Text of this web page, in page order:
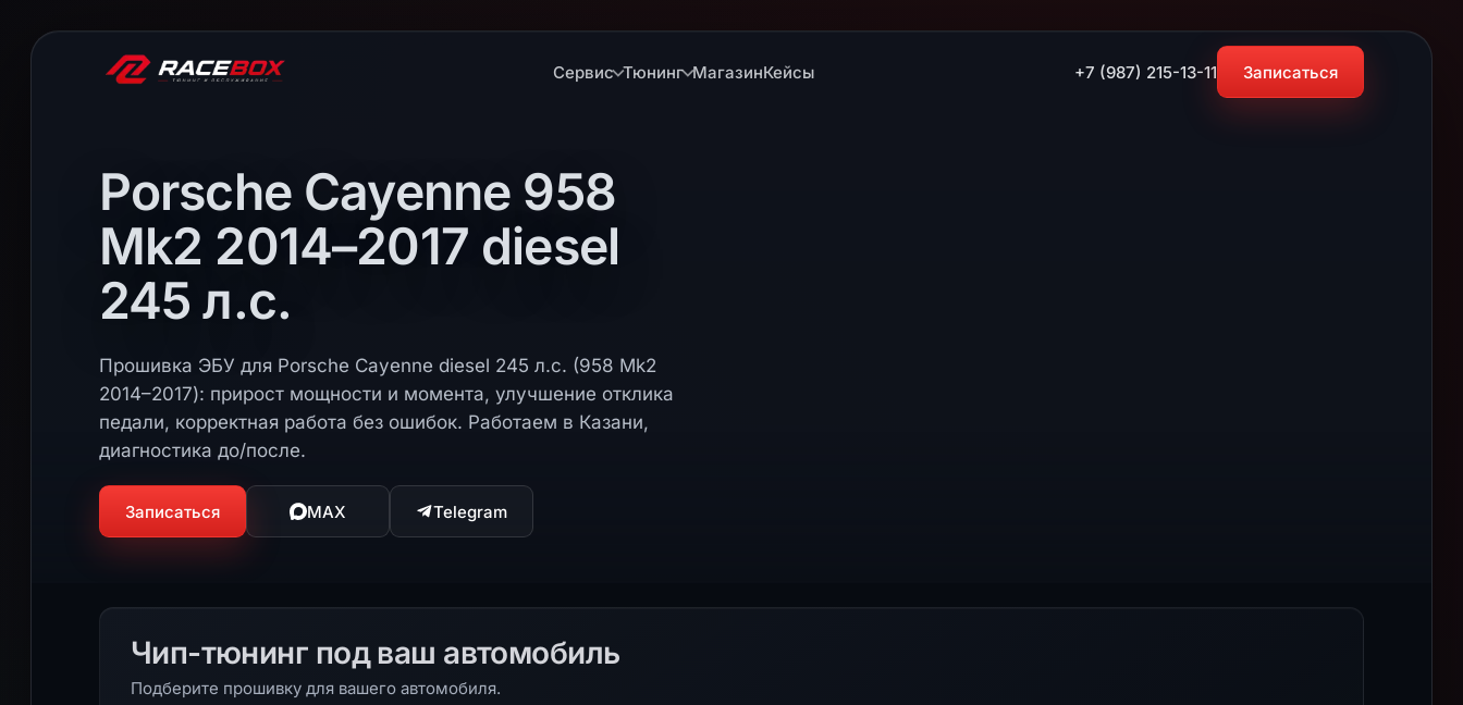
Сервис Тюнинг МагазинКейсы +7 (987) 215-13-11 Записаться
Porsche Cayenne 958
Mk2 2014–2017 diesel
245 л.с.
Прошивка ЭБУ для Porsche Cayenne diesel 245 л.с. (958 Mk2
2014–2017): прирост мощности и момента, улучшение отклика
педали, корректная работа без ошибок. Работаем в Казани,
диагностика до/после.
Записаться MAX Telegram
Чип-тюнинг под ваш автомобиль
Подберите прошивку для вашего автомобиля.